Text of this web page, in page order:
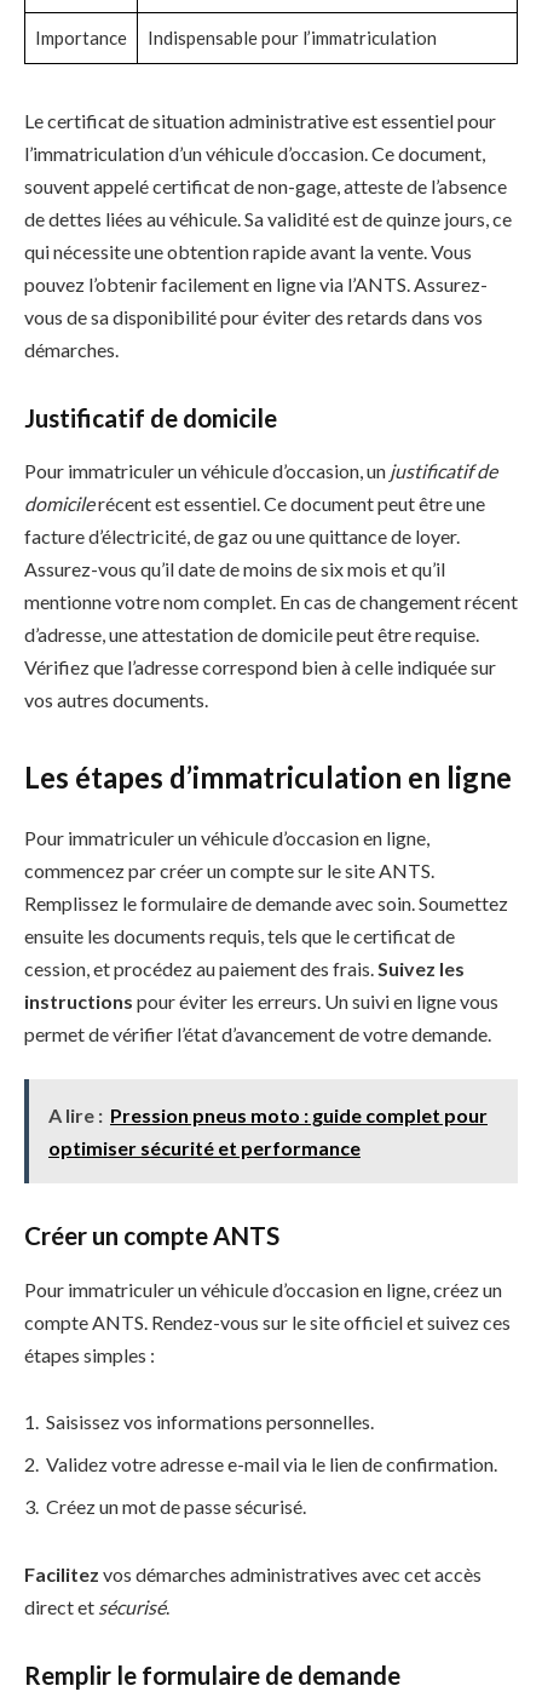
Importance Indispensable pour l’immatriculation
Le certificat de situation administrative est essentiel pour
l’immatriculation d’un véhicule d’occasion. Ce document,
souvent appelé certificat de non-gage, atteste de l’absence
de dettes liées au véhicule. Sa validité est de quinze jours, ce
qui nécessite une obtention rapide avant la vente. Vous
pouvez l’obtenir facilement en ligne via l’ANTS. Assurez-
vous de sa disponibilité pour éviter des retards dans vos
démarches.
Justificatif de domicile
Pour immatriculer un véhicule d’occasion, un justificatif de
domicilerécent est essentiel. Ce document peut être une
facture d’électricité, de gaz ou une quittance de loyer.
Assurez-vous qu’il date de moins de six mois et qu’il
mentionne votre nom complet. En cas de changement récent
d’adresse, une attestation de domicile peut être requise.
Vérifiez que l’adresse correspond bien à celle indiquée sur
vos autres documents.
Les étapes d’immatriculation en ligne
Pour immatriculer un véhicule d’occasion en ligne,
commencez par créer un compte sur le site ANTS.
Remplissez le formulaire de demande avec soin. Soumettez
ensuite les documents requis, tels que le certificat de
cession, et procédez au paiement des frais. Suivez les
instructions pour éviter les erreurs. Un suivi en ligne vous
permet de vérifier l’état d’avancement de votre demande.
A lire : Pression pneus moto : guide complet pour
optimiser sécurité et performance
Créer un compte ANTS
Pour immatriculer un véhicule d’occasion en ligne, créez un
compte ANTS. Rendez-vous sur le site officiel et suivez ces
étapes simples :
Saisissez vos informations personnelles.
Validez votre adresse e-mail via le lien de confirmation.
Créez un mot de passe sécurisé.
Facilitez vos démarches administratives avec cet accès
direct et sécurisé.
Remplir le formulaire de demande